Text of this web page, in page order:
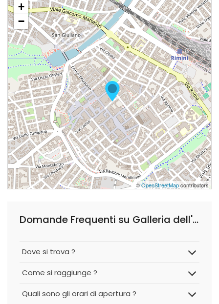
+
−
©OpenStreetMapcontributors
Domande Frequenti su Galleria dell'Immagine
Dove si trova ?
Come si raggiunge ?
Quali sono gli orari di apertura ?